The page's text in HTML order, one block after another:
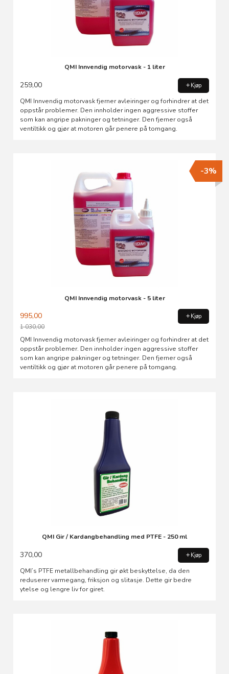
QMI Innvendig motorvask - 1 liter
259,00 Kjøp
QMI Innvendig motorvask fjerner avleiringer og forhindrer at det
oppstår problemer. Den innholder ingen aggressive stoffer
som kan angripe pakninger og tetninger. Den fjerner også
ventiltikk og gjør at motoren går penere på tomgang.
QMI Innvendig motorvask - 5 liter
995,00
1 030,00
Rabatt
-3%
Kjøp
QMI Innvendig motorvask fjerner avleiringer og forhindrer at det
oppstår problemer. Den innholder ingen aggressive stoffer
som kan angripe pakninger og tetninger. Den fjerner også
ventiltikk og gjør at motoren går penere på tomgang.
QMI Gir / Kardangbehandling med PTFE - 250 ml
370,00 Kjøp
QMI’s PTFE metallbehandling gir økt beskyttelse, da den
reduserer varmegang, friksjon og slitasje. Dette gir bedre
ytelse og lengre liv for giret.